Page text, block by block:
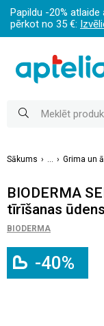
Papildu -20%
pērkot no 35 €:
Sākums Grima un
BIODERMA
tīrīšanas
BIODERMA
-40%